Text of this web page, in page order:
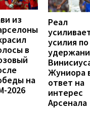
из
в
на
2026
Реал
усилия по
Жуниора
ответ на
интерес
Арсенала